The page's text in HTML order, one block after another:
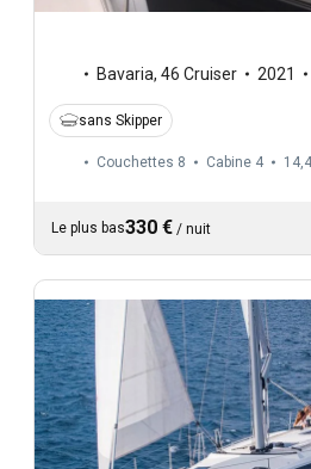
Bavaria, 46 Cruiser 2021
sans Skipper
Couchettes 8 Cabine 4
Le plus bas330 € / nuit